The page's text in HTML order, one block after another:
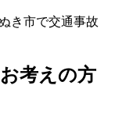
き市で交通事故
考えの方